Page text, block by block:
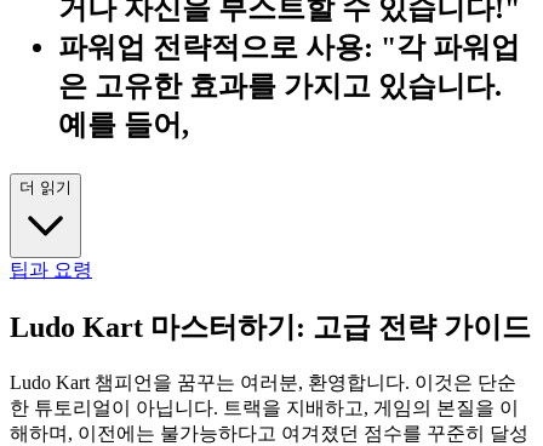
거나 자신을 부스트할 수 있습니다!"
파워업 전략적으로 사용: "각 파워업
은 고유한 효과를 가지고 있습니다.
예를 들어,
더 읽기
팁과 요령
Ludo Kart 마스터하기: 고급 전략 가이드
Ludo Kart 챔피언을 꿈꾸는 여러분, 환영합니다. 이것은 단순
한 튜토리얼이 아닙니다. 트랙을 지배하고, 게임의 본질을 이
해하며, 이전에는 불가능하다고 여겨졌던 점수를 꾸준히 달성